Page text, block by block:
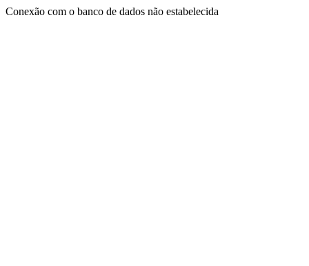
Conexão com o banco de dados não estabelecida